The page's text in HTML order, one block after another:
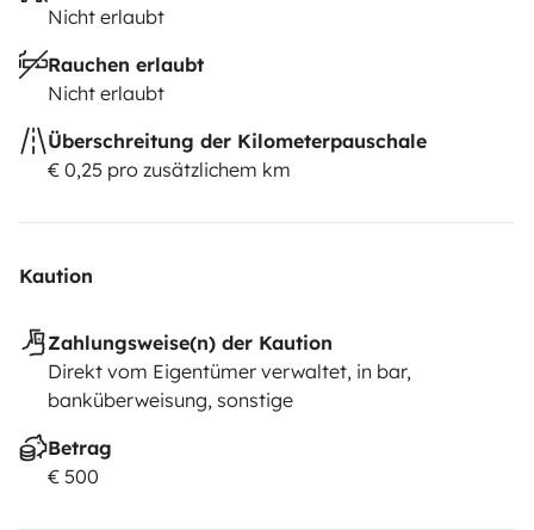
Nicht erlaubt
Rauchen erlaubt
Nicht erlaubt
Überschreitung der Kilometerpauschale
€ 0,25 pro zusätzlichem km
Kaution
Zahlungsweise(n) der Kaution
Direkt vom Eigentümer verwaltet, in bar,
banküberweisung, sonstige
Betrag
€ 500